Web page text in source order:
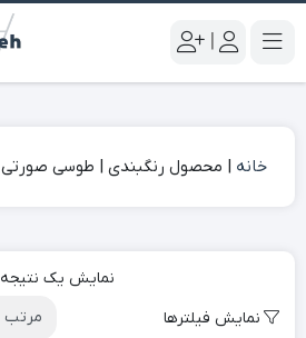
|
خانه | محصول رنگبندی | طوسی صورتی
نمایش یک نتیجه
نمایش فیلترها